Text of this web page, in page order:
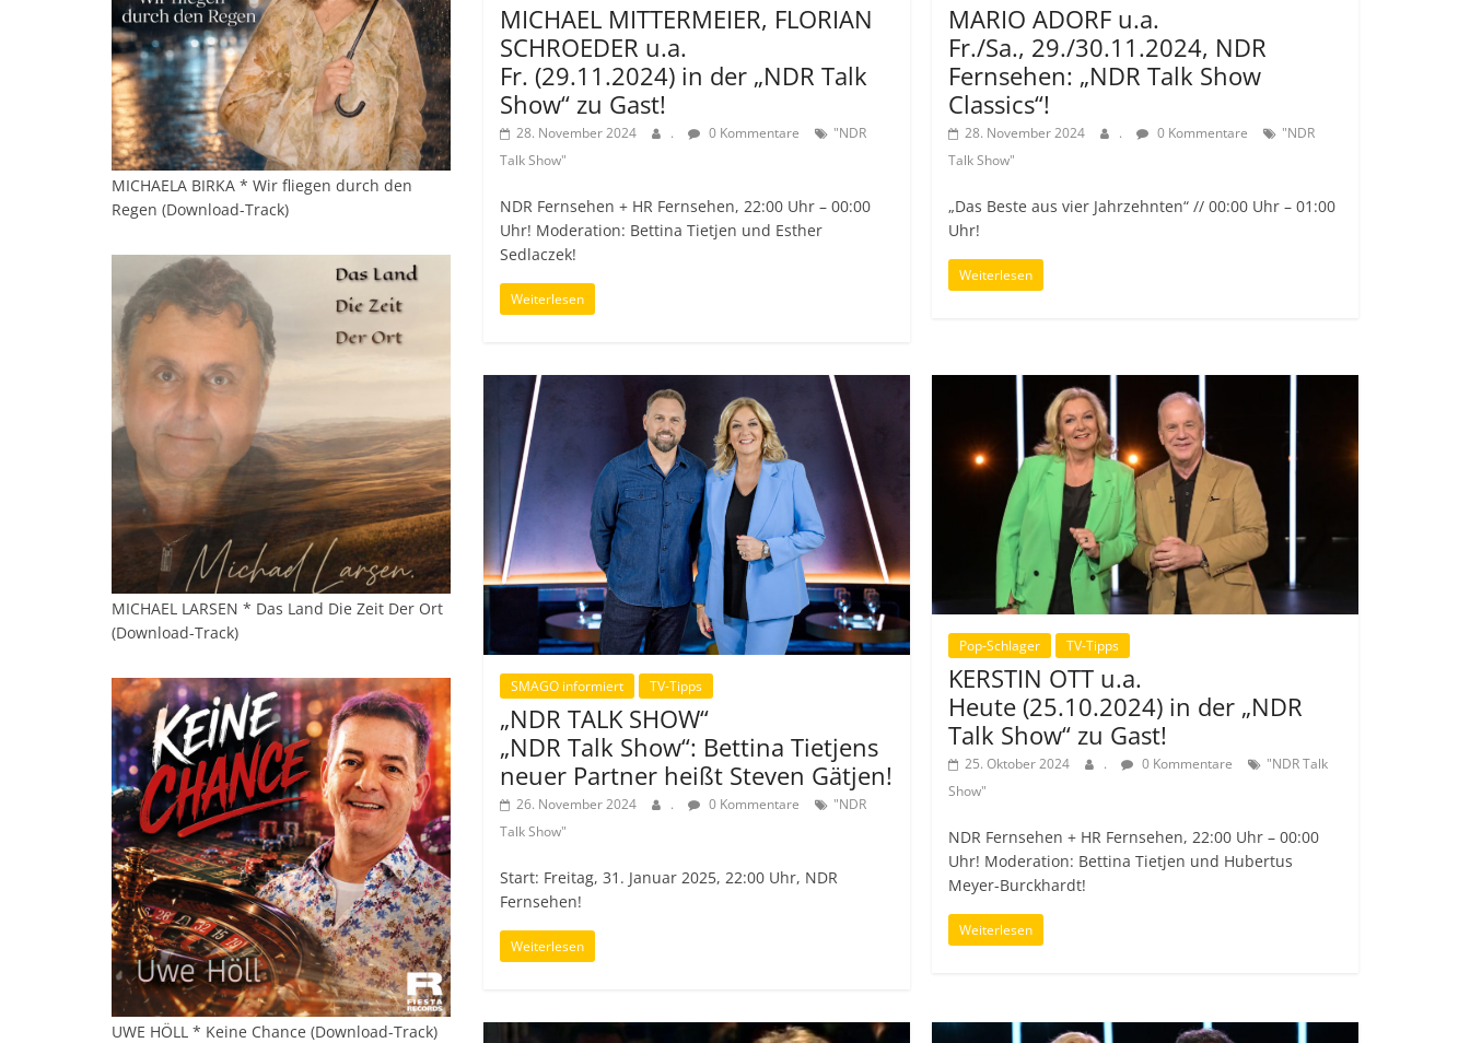
MICHAEL MITTERMEIER, FLORIAN
SCHROEDER u.a.
Fr. (29.11.2024) in der „NDR Talk
Show“ zu Gast!
28. November 2024 . 0 Kommentare
"NDR
Talk Show"
NDR Fernsehen + HR Fernsehen, 22:00 Uhr – 00:00
Uhr! Moderation: Bettina Tietjen und Esther
Sedlaczek!
Weiterlesen
MARIO ADORF u.a.
Fr./Sa., 29./30.11.2024, NDR
Fernsehen: „NDR Talk Show
Classics“!
28. November 2024 . 0 Kommentare
"NDR
Talk Show"
„Das Beste aus vier Jahrzehnten“ // 00:00 Uhr – 01:00
Uhr!
Weiterlesen
SMAGO informiert TV-Tipps
„NDR TALK SHOW“
„NDR Talk Show“: Bettina Tietjens
neuer Partner heißt Steven Gätjen!
26. November 2024 . 0 Kommentare
"NDR
Talk Show"
Start: Freitag, 31. Januar 2025, 22:00 Uhr, NDR
Fernsehen!
Weiterlesen
Pop-Schlager TV-Tipps
KERSTIN OTT u.a.
Heute (25.10.2024) in der „NDR
Talk Show“ zu Gast!
25. Oktober 2024 . 0 Kommentare
"NDR Talk
Show"
NDR Fernsehen + HR Fernsehen, 22:00 Uhr – 00:00
Uhr! Moderation: Bettina Tietjen und Hubertus
Meyer-Burckhardt!
Weiterlesen
MICHAELA BIRKA * Wir fliegen durch den
Regen (Download-Track)
MICHAEL LARSEN * Das Land Die Zeit Der Ort
(Download-Track)
UWE HÖLL * Keine Chance (Download-Track)